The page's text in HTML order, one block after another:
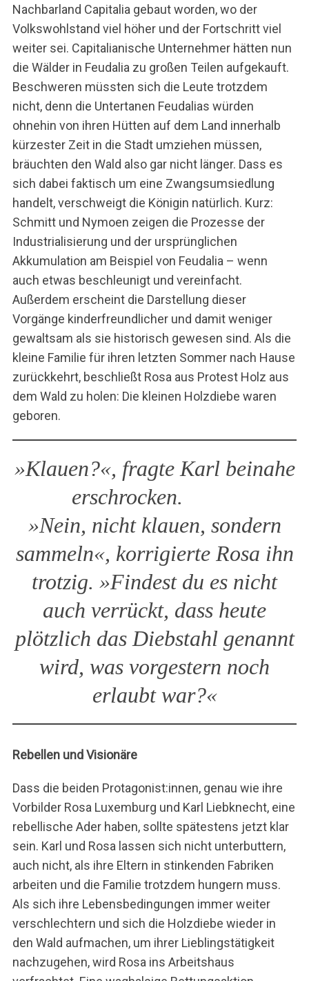
Nachbarland Capitalia gebaut worden, wo der
Volkswohlstand viel höher und der Fortschritt viel
weiter sei. Capitalianische Unternehmer hätten nun
die Wälder in Feudalia zu großen Teilen aufgekauft.
Beschweren müssten sich die Leute trotzdem
nicht, denn die Untertanen Feudalias würden
ohnehin von ihren Hütten auf dem Land innerhalb
kürzester Zeit in die Stadt umziehen müssen,
bräuchten den Wald also gar nicht länger. Dass es
sich dabei faktisch um eine Zwangsumsiedlung
handelt, verschweigt die Königin natürlich. Kurz:
Schmitt und Nymoen zeigen die Prozesse der
Industrialisierung und der ursprünglichen
Akkumulation am Beispiel von Feudalia – wenn
auch etwas beschleunigt und vereinfacht.
Außerdem erscheint die Darstellung dieser
Vorgänge kinderfreundlicher und damit weniger
gewaltsam als sie historisch gewesen sind. Als die
kleine Familie für ihren letzten Sommer nach Hause
zurückkehrt, beschließt Rosa aus Protest Holz aus
dem Wald zu holen: Die kleinen Holzdiebe waren
geboren.
»Klauen?«, fragte Karl beinahe
erschrocken.
»Nein, nicht klauen, sondern
sammeln«, korrigierte Rosa ihn
trotzig. »Findest du es nicht
auch verrückt, dass heute
plötzlich das Diebstahl genannt
wird, was vorgestern noch
erlaubt war?«
Rebellen und Visionäre
Dass die beiden Protagonist:innen, genau wie ihre
Vorbilder Rosa Luxemburg und Karl Liebknecht, eine
rebellische Ader haben, sollte spätestens jetzt klar
sein. Karl und Rosa lassen sich nicht unterbuttern,
auch nicht, als ihre Eltern in stinkenden Fabriken
arbeiten und die Familie trotzdem hungern muss.
Als sich ihre Lebensbedingungen immer weiter
verschlechtern und sich die Holzdiebe wieder in
den Wald aufmachen, um ihrer Lieblingstätigkeit
nachzugehen, wird Rosa ins Arbeitshaus